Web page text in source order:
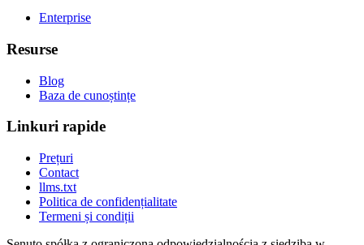
Enterprise
Resurse
Blog
Baza de cunoștințe
Linkuri rapide
Prețuri
Contact
llms.txt
Politica de confidențialitate
Termeni și condiții